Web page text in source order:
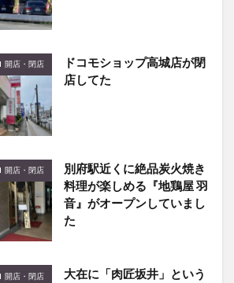
開店・閉店
ドコモショップ高城店が閉
店してた
開店・閉店
別府駅近くに絶品炭火焼き
料理が楽しめる『地鶏屋 羽
音』がオープンしていまし
た
開店・閉店
大在に「肉匠坂井」という